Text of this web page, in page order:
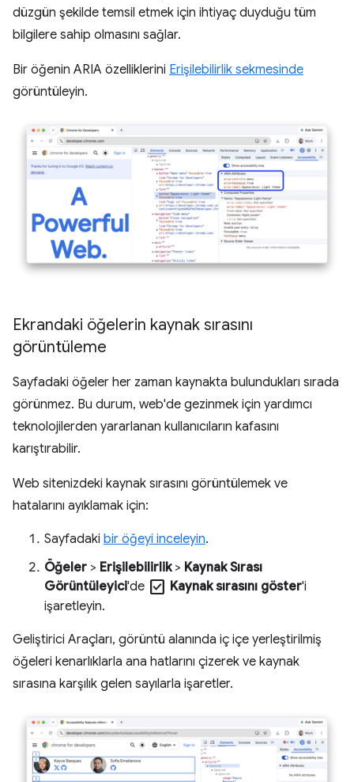
düzgün şekilde temsil etmek için ihtiyaç duyduğu tüm
bilgilere sahip olmasını sağlar.
Bir öğenin ARIA özelliklerini Erişilebilirlik sekmesinde
görüntüleyin.
Ekrandaki öğelerin kaynak sırasını
görüntüleme
Sayfadaki öğeler her zaman kaynakta bulundukları sırada
görünmez. Bu durum, web'de gezinmek için yardımcı
teknolojilerden yararlanan kullanıcıların kafasını
karıştırabilir.
Web sitenizdeki kaynak sırasını görüntülemek ve
hatalarını ayıklamak için:
Sayfadaki bir öğeyi inceleyin.
Öğeler > Erişilebilirlik> Kaynak Sırası
Görüntüleyici'de check_box Kaynak sırasını göster'i
işaretleyin.
Geliştirici Araçları, görüntü alanında iç içe yerleştirilmiş
öğeleri kenarlıklarla ana hatlarını çizerek ve kaynak
sırasına karşılık gelen sayılarla işaretler.